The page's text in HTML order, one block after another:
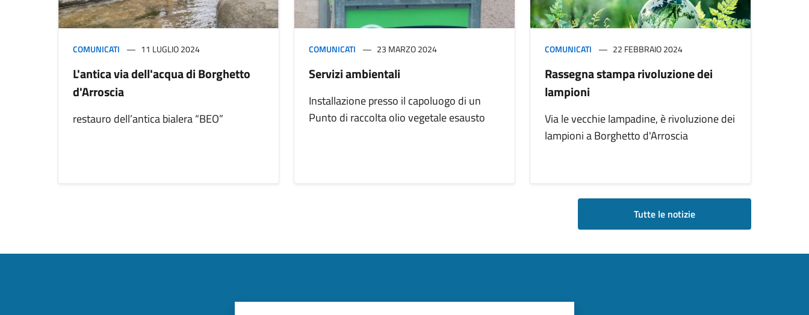
COMUNICATI 11 LUGLIO 2024
L'antica via dell'acqua di Borghetto
d'Arroscia
restauro dell’antica bialera “BEO”
COMUNICATI 23 MARZO 2024
Servizi ambientali
Installazione presso il capoluogo di un
Punto di raccolta olio vegetale esausto
COMUNICATI 22 FEBBRAIO 2024
Rassegna stampa rivoluzione dei
lampioni
Via le vecchie lampadine, è rivoluzione dei
lampioni a Borghetto d'Arroscia
Tutte le notizie